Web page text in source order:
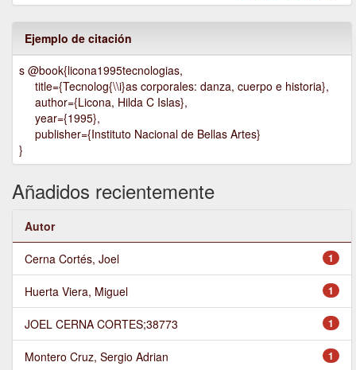
Ejemplo de citación
s @book{licona1995tecnologias,
title={Tecnolog{\\i}as corporales: danza, cuerpo e historia},
author={Licona, Hilda C Islas},
year={1995},
publisher={Instituto Nacional de Bellas Artes}
}
Añadidos recientemente
Autor
1
Cerna Cortés, Joel
1
Huerta Viera, Miguel
1
JOEL CERNA CORTES;38773
1
Montero Cruz, Sergio Adrian